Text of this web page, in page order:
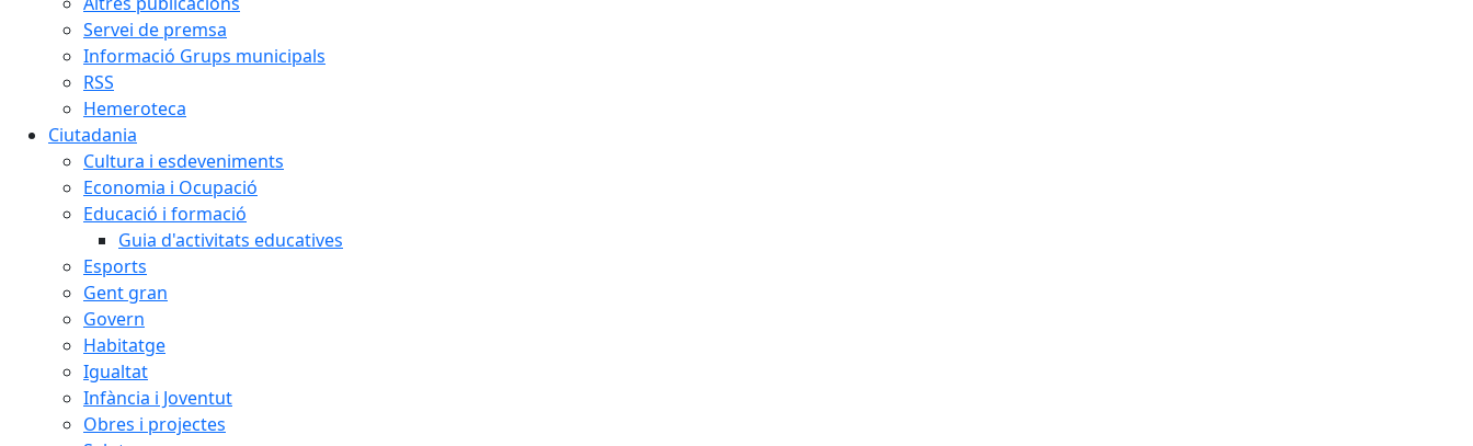
Servei de premsa
Informació Grups municipals
RSS
Hemeroteca
Ciutadania
Cultura i esdeveniments
Economia i Ocupació
Educació i formació
Guia d'activitats educatives
Esports
Gent gran
Govern
Habitatge
Igualtat
Infància i Joventut
Obres i projectes